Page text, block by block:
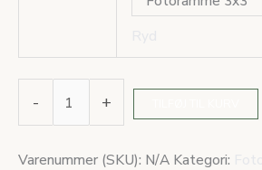
- +
Varenummer (SKU): N/A Kategori: